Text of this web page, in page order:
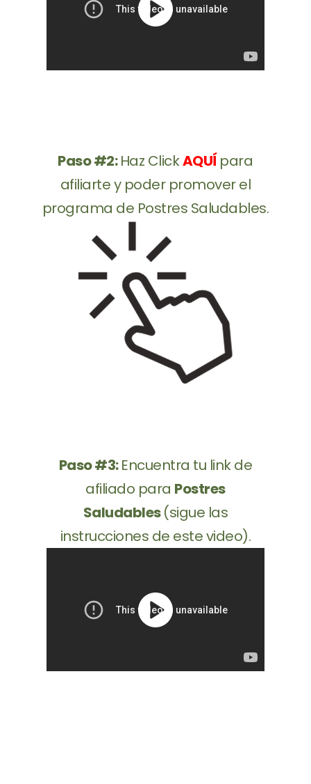
Paso #2:Haz ClickAQUÍ para
afiliarte y poder promover el
programa de Postres Saludables.
Paso #3:Encuentra tu link de
afiliado para Postres
Saludables(sigue las
instrucciones de este video).